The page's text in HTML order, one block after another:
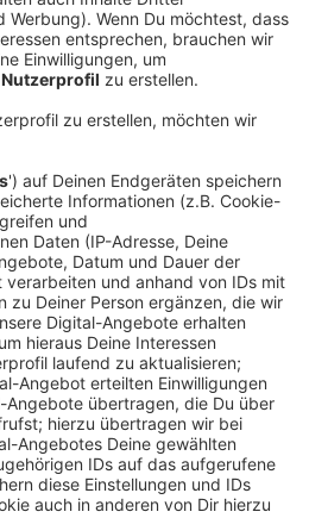
bestellen die neuen
gemeinsam. Deshalb
DVG-Gremiums wichtig.
15:14
die Investition 340 Millionen
bekommt sie 91 neue
gehört ein Liefervertrag über
hat auch eine Option
Bahnen sollen die über 30
ersetzen und die
Sie sind unter anderem
und insgesamt komfortabler.
sehen werden, dauert es